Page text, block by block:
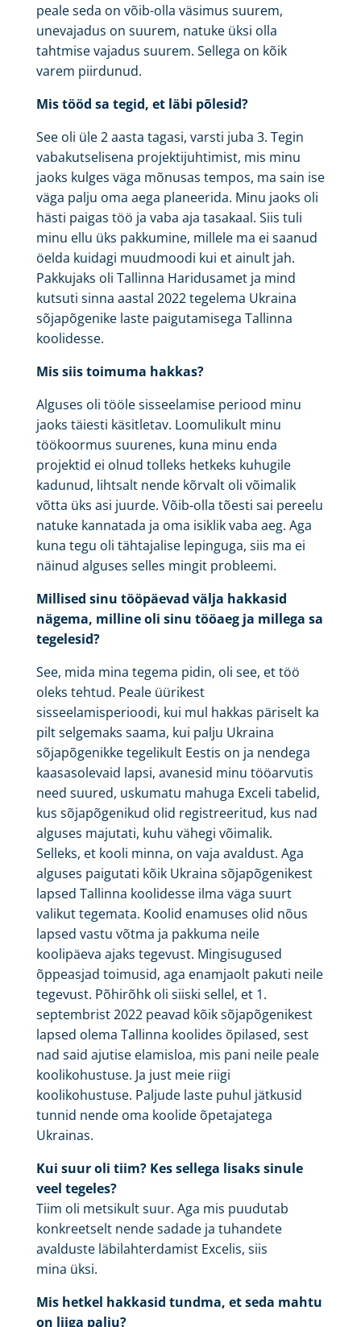
peale seda on võib-olla väsimus suurem,
unevajadus on suurem, natuke üksi olla
tahtmise vajadus suurem. Sellega on kõik
varem piirdunud.
Mis tööd sa tegid, et läbi põlesid?
See oli üle 2 aasta tagasi, varsti juba 3. Tegin
vabakutselisena projektijuhtimist, mis minu
jaoks kulges väga mõnusas tempos, ma sain ise
väga palju oma aega planeerida. Minu jaoks oli
hästi paigas töö ja vaba aja tasakaal. Siis tuli
minu ellu üks pakkumine, millele ma ei saanud
öelda kuidagi muudmoodi kui et ainult jah.
Pakkujaks oli Tallinna Haridusamet ja mind
kutsuti sinna aastal 2022 tegelema Ukraina
sõjapõgenike laste paigutamisega Tallinna
koolidesse.
Mis siis toimuma hakkas?
Alguses oli tööle sisseelamise periood minu
jaoks täiesti käsitletav. Loomulikult minu
töökoormus suurenes, kuna minu enda
projektid ei olnud tolleks hetkeks kuhugile
kadunud, lihtsalt nende kõrvalt oli võimalik
võtta üks asi juurde. Võib-olla tõesti sai pereelu
natuke kannatada ja oma isiklik vaba aeg. Aga
kuna tegu oli tähtajalise lepinguga, siis ma ei
näinud alguses selles mingit probleemi.
Millised sinu tööpäevad välja hakkasid
nägema, milline oli sinu tööaeg ja millega sa
tegelesid?
See, mida mina tegema pidin, oli see, et töö
oleks tehtud. Peale üürikest
sisseelamisperioodi, kui mul hakkas päriselt ka
pilt selgemaks saama, kui palju Ukraina
sõjapõgenikke tegelikult Eestis on ja nendega
kaasasolevaid lapsi, avanesid minu tööarvutis
need suured, uskumatu mahuga Exceli tabelid,
kus sõjapõgenikud olid registreeritud, kus nad
alguses majutati, kuhu vähegi võimalik.
Selleks, et kooli minna, on vaja avaldust. Aga
alguses paigutati kõik Ukraina sõjapõgenikest
lapsed Tallinna koolidesse ilma väga suurt
valikut tegemata. Koolid enamuses olid nõus
lapsed vastu võtma ja pakkuma neile
koolipäeva ajaks tegevust. Mingisugused
õppeasjad toimusid, aga enamjaolt pakuti neile
tegevust. Põhirõhk oli siiski sellel, et 1.
septembrist 2022 peavad kõik sõjapõgenikest
lapsed olema Tallinna koolides õpilased, sest
nad said ajutise elamisloa, mis pani neile peale
koolikohustuse. Ja just meie riigi
koolikohustuse. Paljude laste puhul jätkusid
tunnid nende oma koolide õpetajatega
Ukrainas.
Kui suur oli tiim? Kes sellega lisaks sinule
veel tegeles?
Tiim oli metsikult suur. Aga mis puudutab
konkreetselt nende sadade ja tuhandete
avalduste läbilahterdamist Excelis, siis
mina üksi.
Mis hetkel hakkasid tundma, et seda mahtu
on liiga palju?